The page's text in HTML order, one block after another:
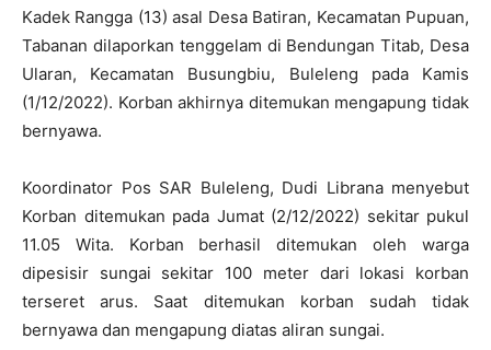
Kadek Rangga (13) asal Desa Batiran, Kecamatan Pupuan,
Tabanan dilaporkan tenggelam di Bendungan Titab, Desa
Ularan, Kecamatan Busungbiu, Buleleng pada Kamis
(1/12/2022). Korban akhirnya ditemukan mengapung tidak
bernyawa.
Koordinator Pos SAR Buleleng, Dudi Librana menyebut
Korban ditemukan pada Jumat (2/12/2022) sekitar pukul
11.05 Wita. Korban berhasil ditemukan oleh warga
dipesisir sungai sekitar 100 meter dari lokasi korban
terseret arus. Saat ditemukan korban sudah tidak
bernyawa dan mengapung diatas aliran sungai.